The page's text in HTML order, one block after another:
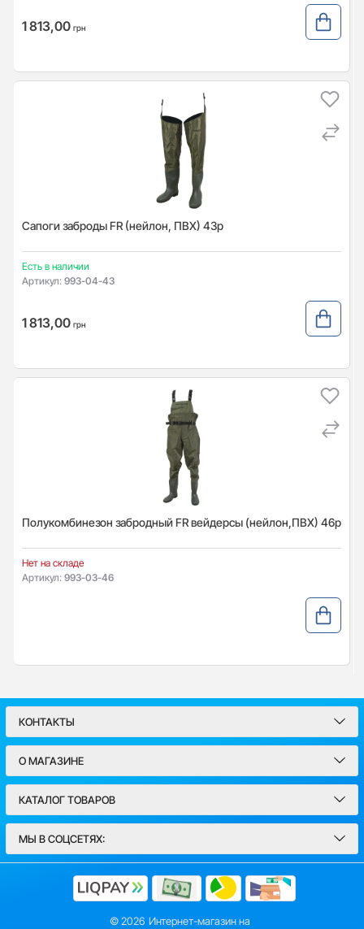
1 813,00 грн
Сапоги заброды FR (нейлон, ПВХ) 43р
Есть в наличии
Артикул: 993-04-43
1 813,00 грн
Полукомбинезон забродный FR вейдерсы (нейлон,ПВХ) 46р
Нет на складе
Артикул: 993-03-46
КОНТАКТЫ
О МАГАЗИНЕ
КАТАЛОГ ТОВАРОВ
МЫ В СОЦСЕТЯХ:
© 2026 Интернет-магазин на